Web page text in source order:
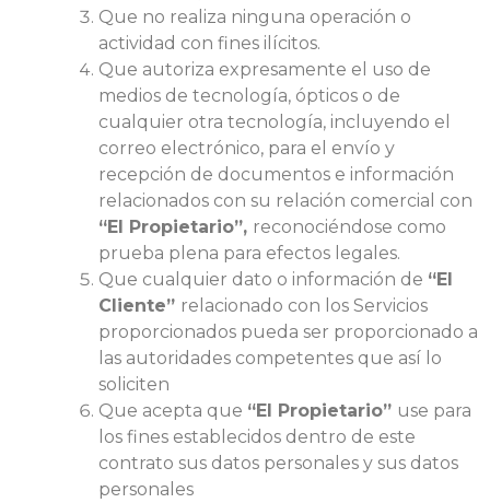
Que no realiza ninguna operación o
actividad con fines ilícitos.
Que autoriza expresamente el uso de
medios de tecnología, ópticos o de
cualquier otra tecnología, incluyendo el
correo electrónico, para el envío y
recepción de documentos e información
relacionados con su relación comercial con
“El Propietario”, reconociéndose como
prueba plena para efectos legales.
Que cualquier dato o información de “El
Cliente” relacionado con los Servicios
proporcionados pueda ser proporcionado a
las autoridades competentes que así lo
soliciten
Que acepta que “El Propietario” use para
los fines establecidos dentro de este
contrato sus datos personales y sus datos
personales